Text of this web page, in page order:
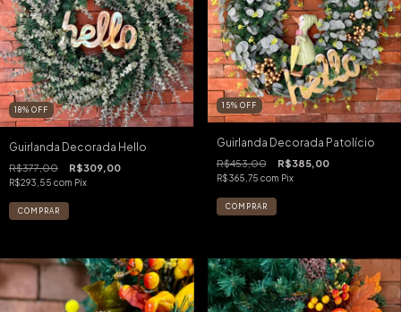
18% OFF
Guirlanda Decorada Hello
R$377,00 R$309,00
R$293,55 com Pix
15% OFF
Guirlanda Decorada Patolício
R$453,00 R$385,00
R$365,75 com Pix